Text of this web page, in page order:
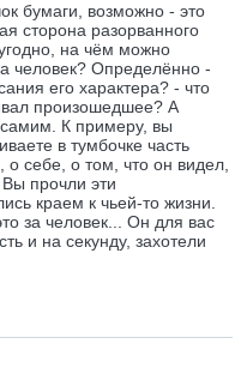
бумаги, возможно - это
сторона разорванного
на чём можно
человек? Определённо -
его характера? - что
произошедшее? А
К примеру, вы
в тумбочке часть
себе, о том, что он видел,
прочли эти
краем к чьей-то жизни.
за человек... Он для вас
и на секунду, захотели